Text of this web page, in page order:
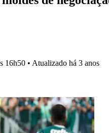
16h50 • Atualizado há 3 anos